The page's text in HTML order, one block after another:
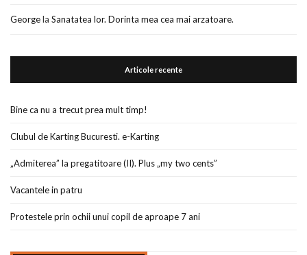
Georgela Sanatatea lor. Dorinta mea cea mai arzatoare.
Articole recente
Bine ca nu a trecut prea mult timp!
Clubul de Karting Bucuresti. e-Karting
„Admiterea” la pregatitoare (II). Plus „my two cents”
Vacantele in patru
Protestele prin ochii unui copil de aproape 7 ani